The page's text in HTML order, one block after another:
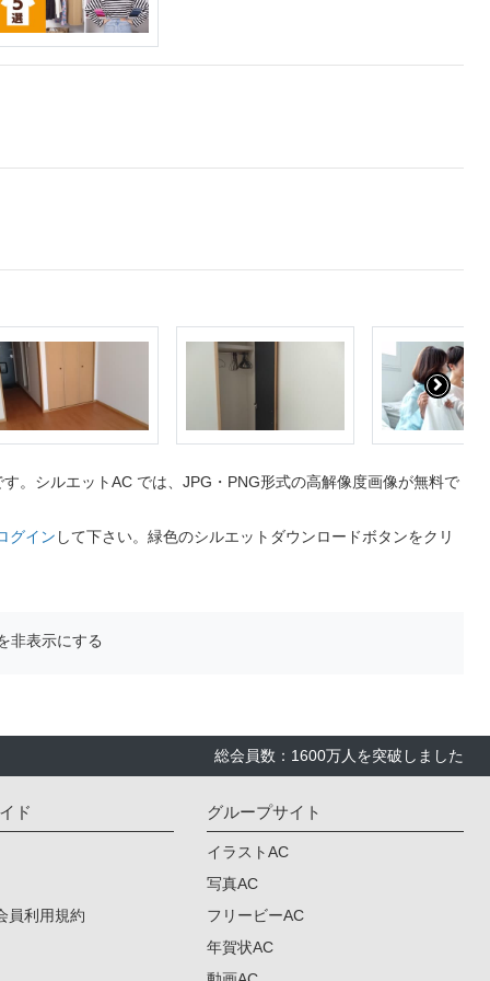
。シルエットAC では、JPG・PNG形式の高解像度画像が無料で
グイン して下さい。緑色のシルエットダウンロードボタンをクリ
非表示にする
総会員数：1600万人を突破しました
ド
員利用規約
グループサイト
イラストAC
写真AC
フリービーAC
年賀状AC